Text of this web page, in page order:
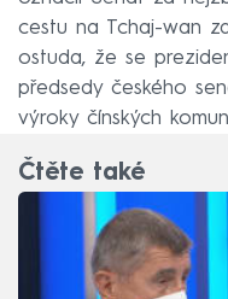
cestu na Tchaj-wan
ostuda, že se
předsedy českého
výroky čínských
Čtěte také